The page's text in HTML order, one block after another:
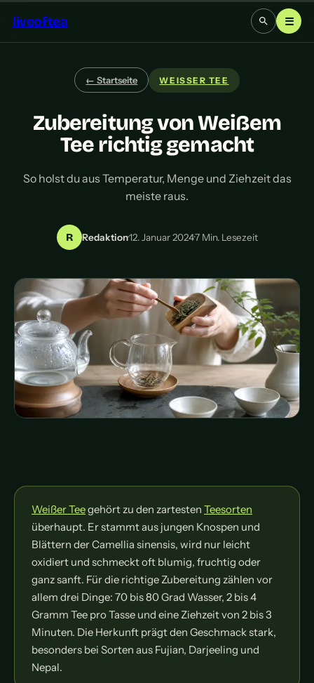
liveoftea ☰
← Startseite WEISSER TEE
Zubereitung von Weißem
Tee richtig gemacht
So holst du aus Temperatur, Menge und Ziehzeit das
meiste raus.
R Redaktion·12. Januar 2024·7 Min. Lesezeit
Weißer Teegehört zu den zartesten Teesorten
überhaupt. Er stammt aus jungen Knospen und
Blättern der Camellia sinensis, wird nur leicht
oxidiert und schmeckt oft blumig, fruchtig oder
ganz sanft. Für die richtige Zubereitung zählen vor
allem drei Dinge: 70 bis 80 Grad Wasser, 2 bis 4
Gramm Tee pro Tasse und eine Ziehzeit von 2 bis 3
Minuten. Die Herkunft prägt den Geschmack stark,
besonders bei Sorten aus Fujian, Darjeeling und
Nepal.